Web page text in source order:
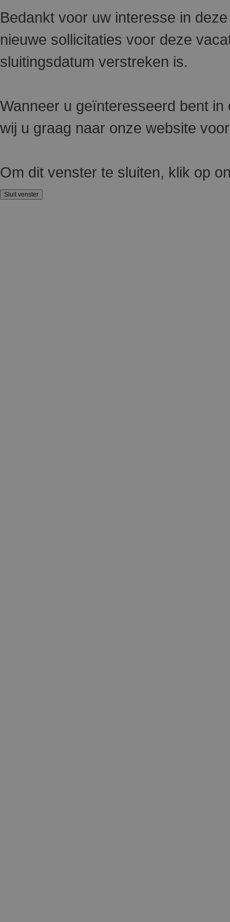
Bedankt voor uw interesse in
nieuwe sollicitaties voor deze
sluitingsdatum verstreken is.
Wanneer u geïnteresseerd bent
wij u graag naar onze website
Om dit venster te sluiten, klik op